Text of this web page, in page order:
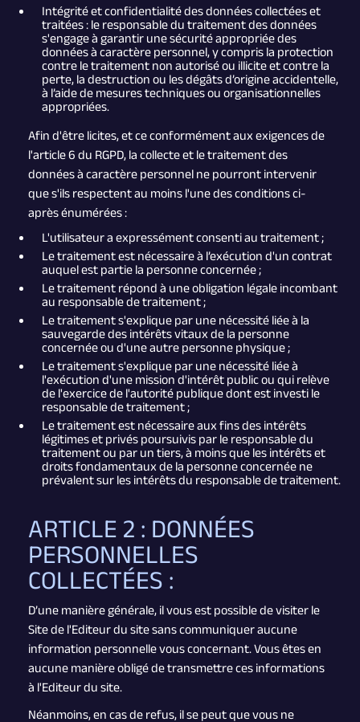
Intégrité et confidentialité des données collectées et
traitées : le responsable du traitement des données
s'engage à garantir une sécurité appropriée des
données à caractère personnel, y compris la protection
contre le traitement non autorisé ou illicite et contre la
perte, la destruction ou les dégâts d’origine accidentelle,
à l’aide de mesures techniques ou organisationnelles
appropriées.
Afin d'être licites, et ce conformément aux exigences de
l'article 6 du RGPD, la collecte et le traitement des
données à caractère personnel ne pourront intervenir
que s'ils respectent au moins l'une des conditions ci-
après énumérées :
L'utilisateur a expressément consenti au traitement ;
Le traitement est nécessaire à l’exécution d'un contrat
auquel est partie la personne concernée ;
Le traitement répond à une obligation légale incombant
au responsable de traitement ;
Le traitement s'explique par une nécessité liée à la
sauvegarde des intérêts vitaux de la personne
concernée ou d'une autre personne physique ;
Le traitement s'explique par une nécessité liée à
l'exécution d'une mission d'intérêt public ou qui relève
de l'exercice de l'autorité publique dont est investi le
responsable de traitement ;
Le traitement est nécessaire aux fins des intérêts
légitimes et privés poursuivis par le responsable du
traitement ou par un tiers, à moins que les intérêts et
droits fondamentaux de la personne concernée ne
prévalent sur les intérêts du responsable de traitement.
ARTICLE 2 : DONNÉES
PERSONNELLES
COLLECTÉES :
D’une manière générale, il vous est possible de visiter le
Site de l'Editeur du site sans communiquer aucune
information personnelle vous concernant. Vous êtes en
aucune manière obligé de transmettre ces informations
à l'Editeur du site.
Néanmoins, en cas de refus, il se peut que vous ne